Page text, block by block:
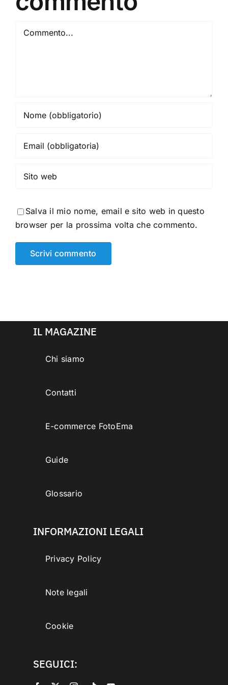
Commento
Salva il mio nome, email e sito web in questo
browser per la prossima volta che commento.
IL MAGAZINE
Chi siamo
Contatti
E-commerce FotoEma
Guide
Glossario
INFORMAZIONI LEGALI
Privacy Policy
Note legali
Cookie
SEGUICI: